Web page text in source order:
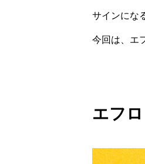
サインにな
今回は、エ
エフ